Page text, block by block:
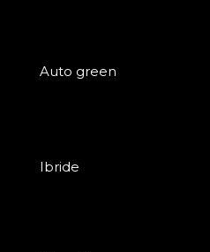
Auto green
Ibride